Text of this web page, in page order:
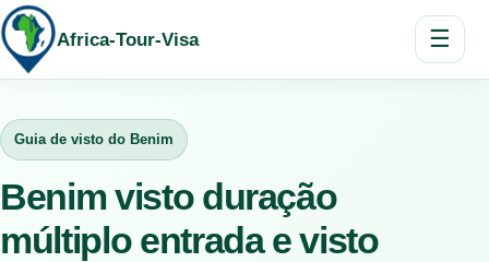
Africa-Tour-Visa ☰
Guia de visto do Benim
Benim visto duração
múltiplo entrada e visto